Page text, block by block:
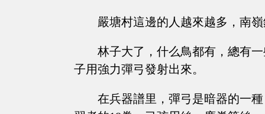
嚴塘村這邊的人越來越多，南
林子大了，什么鳥都有，總有
子用強力彈弓發射出來。
在兵器譜里，彈弓是暗器的一